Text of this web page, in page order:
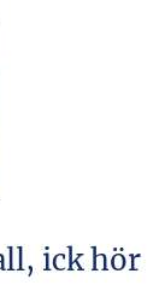
ick hör